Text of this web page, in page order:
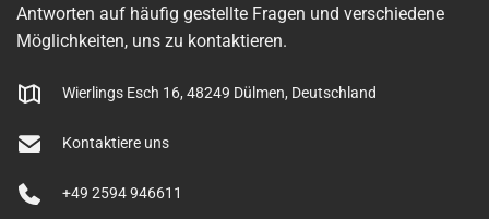
Antworten auf häufig gestellte Fragen und verschiedene
Möglichkeiten, uns zu kontaktieren.
Wierlings Esch 16, 48249 Dülmen, Deutschland
Kontaktiere uns
+49 2594 946611